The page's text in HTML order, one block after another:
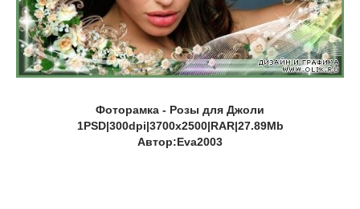
Фоторамка - Розы для Джоли
1PSD|300dpi|3700x2500|RAR|27.89Mb
Автор:Eva2003